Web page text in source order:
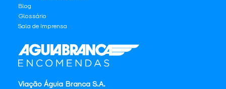
Viação Águia Branca S.A.
Blog
Glossário
Sala de Imprensa